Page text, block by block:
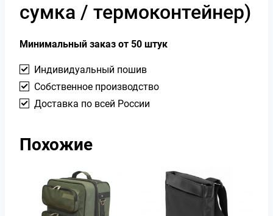
сумка / термоконтейнер)
Минимальный заказ от 50 штук
Индивидуальный пошив
Собственное производство
Доставка по всей России
Похожие